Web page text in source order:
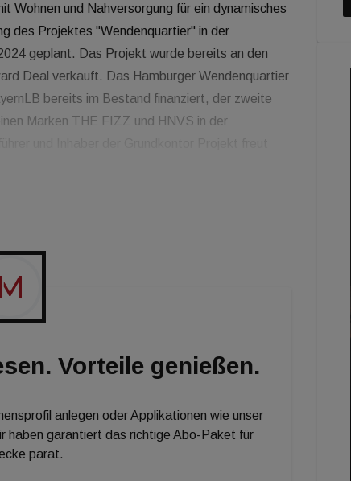
Wohnen und Nahversorgung für ein dynamisches
des Projektes "Wendenquartier" in der
geplant. Das Projekt wurde bereits an den
Deal verkauft. Das Hamburger Wendenquartier
bereits im Bestand finanziert, der zweite
Marken THE FIZZ und HNVS in der
führenden Entwicklern von Mikro- und
Vorteile genießen.
anlegen oder Applikationen wie unser
haben garantiert das richtige Abo-Paket für
parat.